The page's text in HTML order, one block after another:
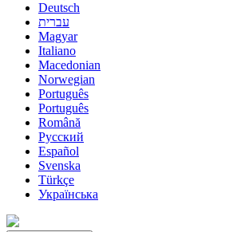
Deutsch
עברית
Magyar
Italiano
Macedonian
Norwegian
Português
Português
Română
Русский
Español
Svenska
Türkçe
Українська